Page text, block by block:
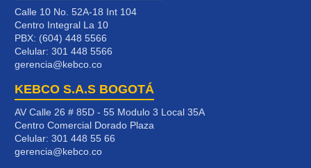
Calle 10 No. 52A-18 Int 104
Centro Integral La 10
PBX: (604) 448 5566
Celular: 301 448 5566
gerencia@kebco.co
KEBCO S.A.S BOGOTÁ
AV Calle 26 # 85D - 55 Modulo 3 Local 35A
Centro Comercial Dorado Plaza
Celular: 301 448 55 66
gerencia@kebco.co